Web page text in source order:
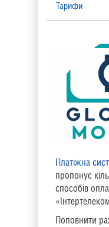
Тарифи
Платіжна
пропонує
способів
Поповнити